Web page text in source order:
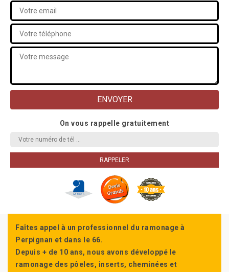
On vous rappelle gratuitement
Faîtes appel à un professionnel du ramonage à
Perpignan et dans le 66.
Depuis + de 10 ans, nous avons développé le
ramonage des pôeles, inserts, cheminées et